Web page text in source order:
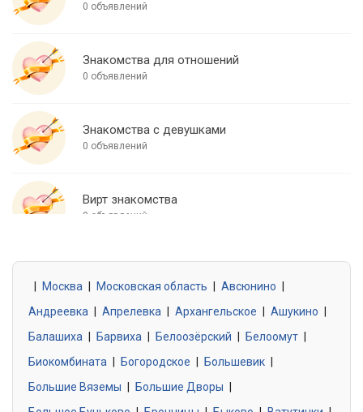
0 объявлений
Знакомства для отношений
0 объявлений
Знакомства с девушками
0 объявлений
Вирт знакомства
0 объявлений
0 объявлений
Знакомства без обязательств
0 объявлений
Москва Московская область Авсюнино
Андреевка
Апрелевка Архангельское Ашукино
Балашиха
Барвиха Белоозёрский Белоомут
Биокомбината
Богородское Большевик
Большие Вяземы
Большие Дворы